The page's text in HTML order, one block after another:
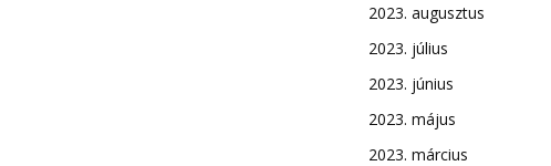
2023. augusztus
2023. július
2023. június
2023. május
2023. március